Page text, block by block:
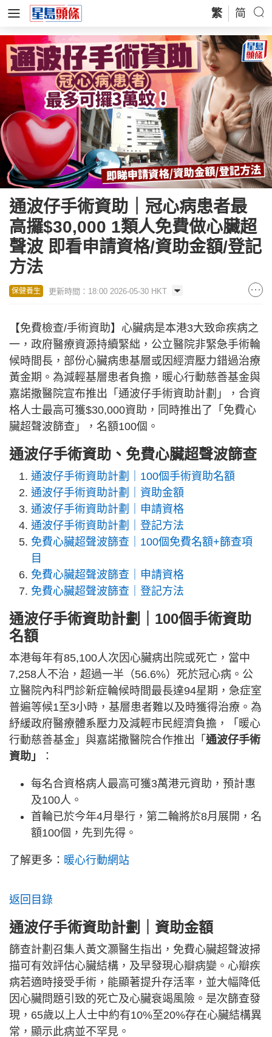
繁 简
通波仔手術資助｜冠心病患者最
高攞$30,000 1類人免費做心臟超
聲波 即看申請資格/資助金額/登記
方法
保健養生 更新時間：18:00 2026-05-30 HKT
【免費檢查/手術資助】心臟病是本港3大致命疾病之
一，政府醫療資源持續緊絀，公立醫院非緊急手術輪
候時間長，部份心臟病患基層或因經濟壓力錯過治療
黃金期。為減輕基層患者負擔，暖心行動慈善基金與
嘉諾撒醫院宣布推出「通波仔手術資助計劃」，合資
格人士最高可獲$30,000資助，同時推出了「免費心
臟超聲波篩查」，名額100個。
通波仔手術資助、免費心臟超聲波篩查
通波仔手術資助計劃｜100個手術資助名額
通波仔手術資助計劃｜資助金額
通波仔手術資助計劃｜申請資格
通波仔手術資助計劃｜登記方法
免費心臟超聲波篩查｜100個免費名額+篩查項
目
免費心臟超聲波篩查｜申請資格
免費心臟超聲波篩查｜登記方法
通波仔手術資助計劃｜100個手術資助
名額
本港每年有85,100人次因心臟病出院或死亡，當中
7,258人不治，超過一半（56.6%）死於冠心病。公
立醫院內科門診新症輪候時間最長達94星期，急症室
普遍等候1至3小時，基層患者難以及時獲得治療。為
紓緩政府醫療體系壓力及減輕市民經濟負擔，「暖心
行動慈善基金」與嘉諾撒醫院合作推出「 通波仔手術
資助」
：
每名合資格病人最高可獲3萬港元資助，預計惠
及100人。
首輪已於今年4月舉行，第二輪將於8月展開，名
額100個，先到先得。
了解更多： 暖心行動網站
返回目錄
通波仔手術資助計劃｜資助金額
篩查計劃召集人黃文灝醫生指出，免費心臟超聲波掃
描可有效評估心臟結構，及早發現心瓣病變。心瓣疾
病若適時接受手術，能顯著提升存活率，並大幅降低
因心臟問題引致的死亡及心臟衰竭風險。是次篩查發
現，65歲以上人士中約有10%至20%存在心臟結構異
常，顯示此病並不罕見。